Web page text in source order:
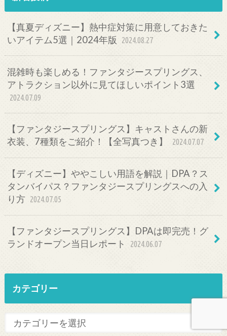
【真夏ディズニー】熱中症対策に用意しておきた
いアイテム5選｜2024年版
2024.08.27
混雑時も楽しめる！ファンタジースプリングス、
アトラクション以外に見てほしいポイント3選
2024.07.09
【ファンタジースプリングス】キャストさんの新
衣装、7種類をご紹介！【全写真つき】
2024.07.07
【ディズニー】ややこしい用語を解説｜DPA？ス
タンバイパス？ファンタジースプリングスへの入
り方 2024.07.05
【ファンタジースプリングス】DPAは即完売！グ
ランドオープン当日レポート
2024.06.07
カテゴリー